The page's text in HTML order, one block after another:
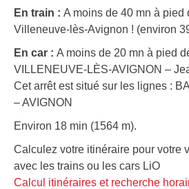
En train : A moins de 40 mn à pied
Villeneuve-lès-Avignon ! (environ
En car : A moins de 20 mn à pied
VILLENEUVE-LÈS-AVIGNON –
Cet arrêt est situé sur les lignes :
– AVIGNON
Environ 18 min (1564 m).
Calculez votre itinéraire pour votre
avec les trains ou les cars LiO
Calcul itinéraires et recherche